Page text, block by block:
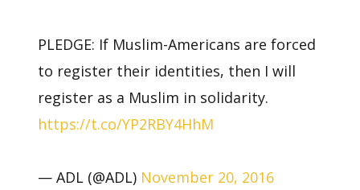
PLEDGE: If Muslim-Americans are forced
to register their identities, then I will
register as a Muslim in solidarity.
https://t.co/YP2RBY4HhM
— ADL (@ADL) November 20, 2016